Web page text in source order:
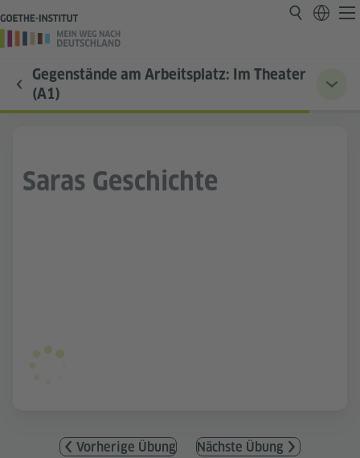
Gegenstände am Arbeitsplatz: Im Theater
(A1)
Saras Geschichte
Vorherige Übung Nächste Übung